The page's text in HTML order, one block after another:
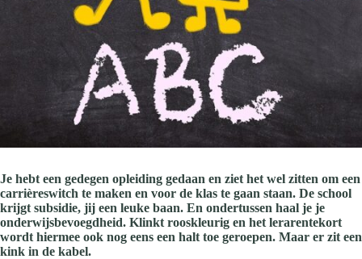
Je hebt een gedegen opleiding gedaan en ziet het wel zitten om een
carrièreswitch te maken en voor de klas te gaan staan. De school
krijgt subsidie, jij een leuke baan. En ondertussen haal je je
onderwijsbevoegdheid. Klinkt rooskleurig en het lerarentekort
wordt hiermee ook nog eens een halt toe geroepen. Maar er zit een
kink in de kabel.